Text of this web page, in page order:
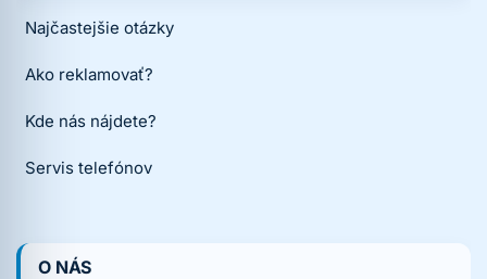
Najčastejšie otázky
Ako reklamovať?
Kde nás nájdete?
Servis telefónov
O NÁS